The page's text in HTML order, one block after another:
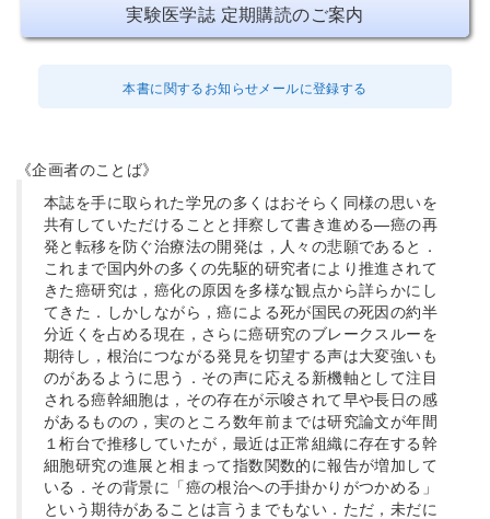
実験医学誌 定期購読のご案内
本書に関するお知らせメールに登録する
《企画者のことば》
本誌を手に取られた学兄の多くはおそらく同様の思いを
共有していただけることと拝察して書き進める—癌の再
発と転移を防ぐ治療法の開発は，人々の悲願であると．
これまで国内外の多くの先駆的研究者により推進されて
きた癌研究は，癌化の原因を多様な観点から詳らかにし
てきた．しかしながら，癌による死が国民の死因の約半
分近くを占める現在，さらに癌研究のブレークスルーを
期待し，根治につながる発見を切望する声は大変強いも
のがあるように思う．その声に応える新機軸として注目
される癌幹細胞は，その存在が示唆されて早や長日の感
があるものの，実のところ数年前までは研究論文が年間
１桁台で推移していたが，最近は正常組織に存在する幹
細胞研究の進展と相まって指数関数的に報告が増加して
いる．その背景に「癌の根治への手掛かりがつかめる」
という期待があることは言うまでもない．ただ，未だに